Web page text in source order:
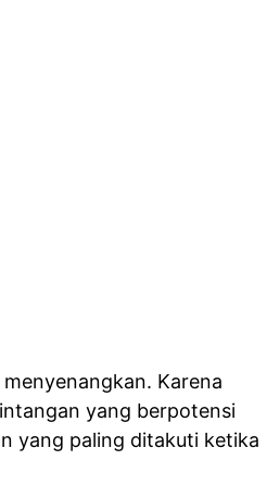
Karena
yang berpotensi
yang paling ditakuti ketika